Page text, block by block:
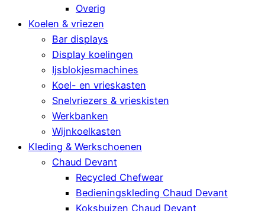
Overig
Koelen & vriezen
Bar displays
Display koelingen
Ijsblokjesmachines
Koel- en vrieskasten
Snelvriezers & vrieskisten
Werkbanken
Wijnkoelkasten
Kleding & Werkschoenen
Chaud Devant
Recycled Chefwear
Bedieningskleding Chaud Devant
Koksbuizen Chaud Devant